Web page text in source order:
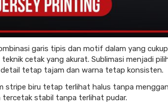
garis tipis dan motif dalam yang
cetak yang akurat. Sublimasi menjadi
detail tetap tajam dan warna tetap konsisten.
stripe biru tetap terlihat halus tanpa
tercetak stabil tanpa terlihat pudar.